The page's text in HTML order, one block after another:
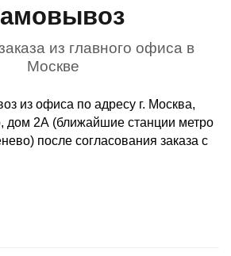
из главного офиса в
Москве
из офиса по адресу г. Москва,
дом 2А (ближайшие станции метро
после согласования заказа с